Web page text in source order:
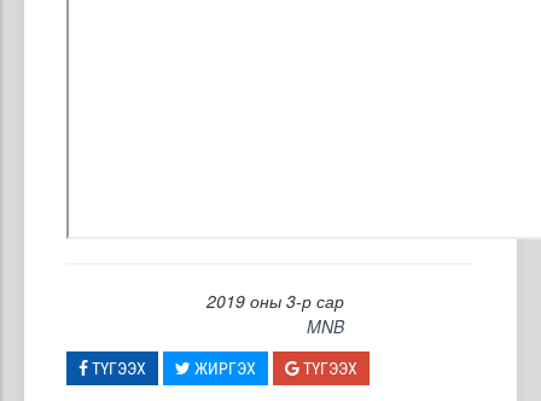
2019 оны 3-р сар
MNB
ТҮГЭЭХ ЖИРГЭХ ТҮГЭЭХ